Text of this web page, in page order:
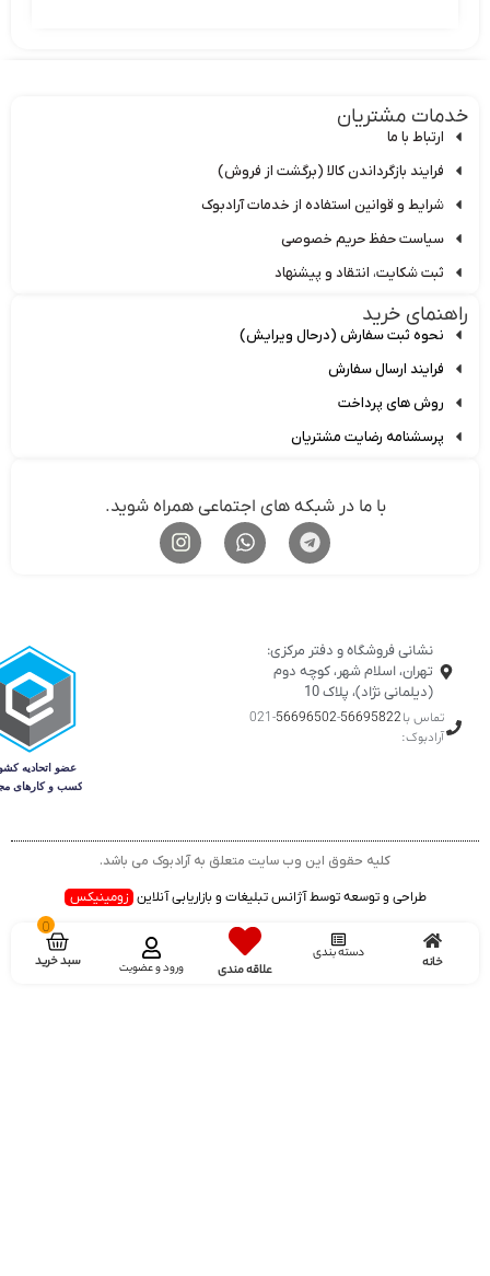
خدمات مشتریان
ارتباط با ما
فرایند بازگرداندن کالا (برگشت از فروش)
شرایط و قوانین استفاده از خدمات آرادبوک
سیاست حفظ حریم خصوصی
ثبت شکایت، انتقاد و پیشنهاد
راهنمای خرید
نحوه ثبت سفارش (درحال ویرایش)
فرایند ارسال سفارش
روش های پرداخت
پرسشنامه رضایت مشتریان
با ما در شبکه های اجتماعی همراه شوید.
نشانی فروشگاه و دفتر مرکزی:
تهران، اسلام شهر، کوچه دوم
(دیلمانی نژاد)، پلاک 10
تماس با
آرادبوک:
56695822
-
56696502
-021
کلیه حقوق این وب سایت متعلق به آرادبوک می باشد.
طراحی و توسعه توسط آژانس تبلیغات و بازاریابی آنلاین زومینیکس
دسته بندی
علاقه مندی
ورود و عضویت سبد خرید